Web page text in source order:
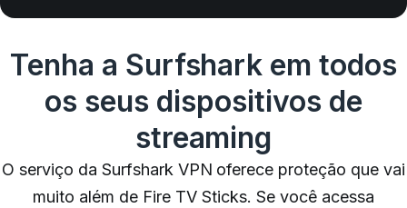
Tenha a Surfshark em todos
os seus dispositivos de
streaming
O serviço da Surfshark VPN oferece proteção que vai
muito além de Fire TV Sticks. Se você acessa